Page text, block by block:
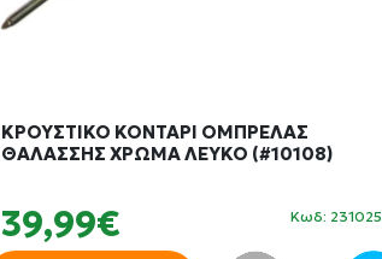
ΚΡΟΥΣΤΙΚΟ ΚΟΝΤΑΡΙ ΟΜΠΡΕΛΑΣ
ΘΑΛΑΣΣΗΣ ΧΡΩΜΑ ΛΕΥΚΟ (#10108)
39,99€ Κωδ: 231025